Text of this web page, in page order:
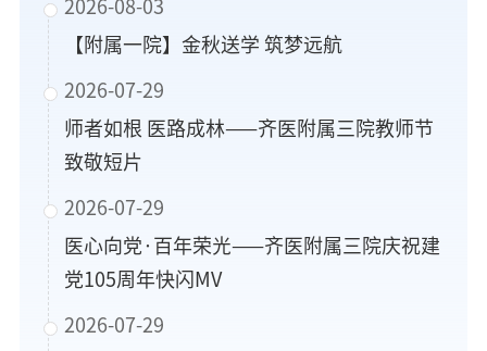
2026-08-03
【附属一院】金秋送学 筑梦远航
2026-07-29
师者如根 医路成林——齐医附属三院教师节
致敬短片
2026-07-29
医心向党·百年荣光——齐医附属三院庆祝建
党105周年快闪MV
2026-07-29